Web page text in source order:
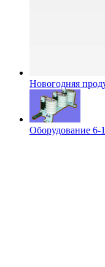
Новогодняя
Оборудование 6-